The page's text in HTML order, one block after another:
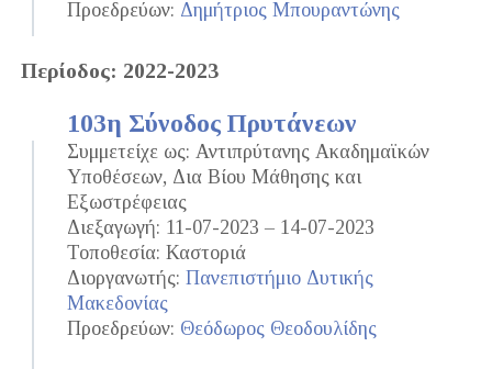
Προεδρεύων: Δημήτριος Μπουραντώνης
Περίοδος: 2022-2023
103η Σύνοδος Πρυτάνεων
Συμμετείχε ως: Αντιπρύτανης Ακαδημαϊκών
Υποθέσεων, Δια Βίου Μάθησης και
Εξωστρέφειας
Διεξαγωγή: 11-07-2023 – 14-07-2023
Τοποθεσία: Καστοριά
Διοργανωτής: Πανεπιστήμιο Δυτικής
Μακεδονίας
Προεδρεύων: Θεόδωρος Θεοδουλίδης